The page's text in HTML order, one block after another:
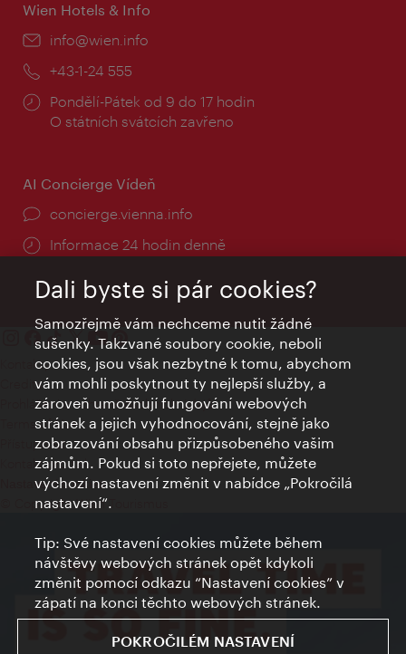
Wien Hotels & Info
E-
info@wien.info
Telefon:
+43-1-24 555
Provozní
doba:
Pondělí-Pátek od 9 do 17 hodin
O státních svátcích zavřeno
AI Concierge Vídeň
concierge.vienna.info
Informace 24 hodin denně
Kontakty
Credits
Prohlášení o ochraně osobních údajů
Terms of Use
Přístupnost
Kontakt pro tisk
Nastavení cookies
© Copyright Wien Tourismus
Dali byste si pár cookies?
Samozřejmě vám nechceme nutit žádné
sušenky. Takzvané soubory cookie, neboli
cookies, jsou však nezbytné k tomu, abychom
vám mohli poskytnout ty nejlepší služby, a
zároveň umožňují fungování webových
stránek a jejich vyhodnocování, stejně jako
zobrazování obsahu přizpůsobeného vašim
zájmům. Pokud si toto nepřejete, můžete
výchozí nastavení změnit v nabídce „Pokročilá
nastavení“.
Tip: Své nastavení cookies můžete během
návštěvy webových stránek opět kdykoli
změnit pomocí odkazu “Nastavení cookies” v
zápatí na konci těchto webových stránek.
POKROČILÉM NASTAVENÍ